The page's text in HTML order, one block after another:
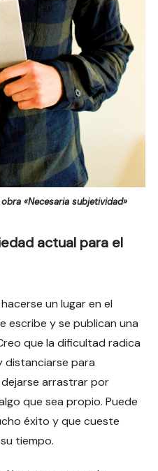
«Necesaria subjetividad»
actual para el
un lugar en el
escribe y se publican una
que la dificultad radica
distanciarse para
arrastrar por
que sea propio. Puede
éxito y que cueste
tiempo.